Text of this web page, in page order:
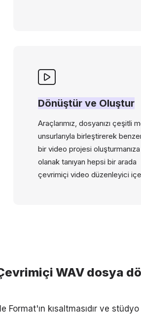
Dönüştür ve Oluştur
Araçlarımız, dosyanızı çeşitli
unsurlarıyla birleştirerek
bir video projesi oluşturmanıza
olanak tanıyan hepsi bir arada
çevrimiçi video düzenleyici
WAV dosya
Format'ın kısaltmasıdır ve